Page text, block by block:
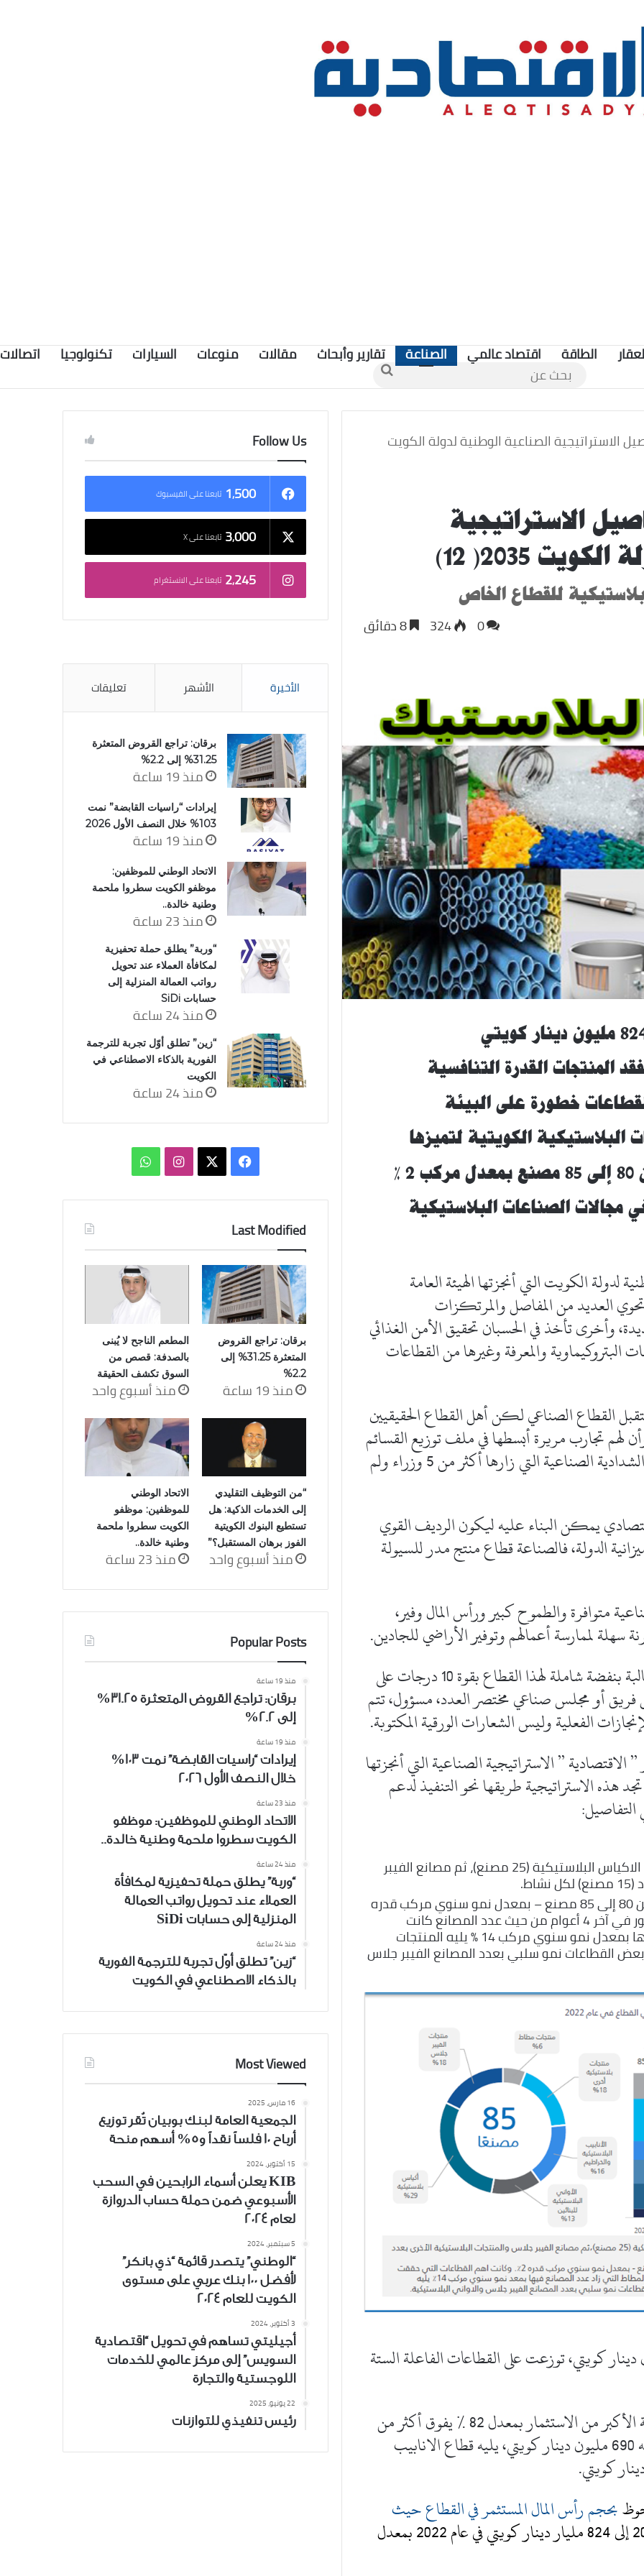
الطاقة اقتصاد عالمي الصناعة تقارير وأبحاث مقالات منوعات السيارات تكنولوجيا اتصالات
بحث
عن
الاستراتيجية الصناعية الوطنية لدولة الكويت
الاستراتيجية
2035( 12)
0
324
المنتجات القدرة التنافسية
خطورة على البيئة
البلاستيكية الكويتية لتميزها
مجالات الصناعات البلاستيكية
لدولة الكويت التي أنجزتها الهيئة العامة
العديد من المفاصل والمرتكزات
وأخرى تأخذ في الحسبان تحقيق الأمن الغذائي
البتروكيماوية والمعرفة وغيرها من القطاعات
القطاع الصناعي لكن أهل القطاع الحقيقيين
لهم تجارب مريرة أبسطها في ملف توزيع القسائم
المتعثر منذ سنوات، وخير دليل ملف منطقة الشدادية الصناعية التي زارها أكثر من 5 وزراء ولم
يمكن البناء عليه ليكون الرديف القوي
يشكل أكثر من 90% من ميزانية الدولة، فالصناعة قطاع منتج مدر للسيولة
متوافرة والطموح كبير ورأس المال وفير،
سهلة لممارسة أعمالهم وتوفير الأراضي للجادين.
طبيعة المرحلة المقبلة دعت الصناعيين للمطالبة بنفضة شاملة لهذا القطاع بقوة 10 درجات على
أو مجلس صناعي مختصر العدد، مسؤول، تتم
الفعلية وليس الشعارات الورقية المكتوبة.
الاقتصادية ” الاستراتيجية الصناعية التي أنجزتها
هذه الاستراتيجية طريقها نحو التنفيذ لدعم
التفاصيل:
الحصة الأكبر من المصانع تعمل في إنتاج الاكياس البلاستيكية (25 مصنع)، ثم مصانع الفيبر
حققت مصانع المواد البلاستيكية نموًّا من 80 إلى 85 مصنع – بمعدل نمو سنوي مركب قدره
2 ٪ وكانت أهم القطاعات التي حققت تطور في آخر 4 أعوام من حيث عدد المصانع كانت
منتجات المطاط التي زاد عدد المصانع فيها بمعدل نمو سنوي مركب 14 ٪ يليه المنتجات
القطاعات نمو سلبي بعدد المصانع الفيبر جلاس
القطاع الفرعي 824 مليون دينار كويتي، توزعت على القطاعات الفاعلة الستة
يستقطب قطاع الأكياس البلاستيكية النسبة الأكبر من الاستثمار بمعدل 82 ٪ يفوق أكثر من
ثلاثة أرباع العدد الكلي من المصانع وما يعادله 690 مليون دينار كويتي، يليه قطاع الانابيب
بحجم رأس المال المستثمر في القطاع حيث
في عام 2018 إلى 824 مليار دينار كويتي في عام 2022 بمعدل
Follow Us
1٬500 تابعنا على الفيسبوك
3٬000 تابعنا على X
2٬245 تابعنا على الانستغرام
الأخيرة الأشهر تعليقات
برقان: تراجع القروض المتعثرة
31.25% إلى 2.2%
منذ 19 ساعة
إيرادات “راسيات القابضة” نمت
103% خلال النصف الأول 2026
منذ 19 ساعة
الاتحاد الوطني للموظفين:
موظفو الكويت سطروا ملحمة
وطنية خالدة..
منذ 23 ساعة
“وربة” يطلق حملة تحفيزية
لمكافأة العملاء عند تحويل
رواتب العمالة المنزلية إلى
حسابات SiDi
منذ 24 ساعة
“زين” تطلق أوّل تجربة للترجمة
الفورية بالذكاء الاصطناعي في
الكويت
منذ 24 ساعة
فيسبوك انستقرامواتساب
Last Modified
برقان: تراجع القروض
المتعثرة 31.25% إلى
2.2%
منذ 19 ساعة
المطعم الناجح لا يُبنى
بالصدفة: قصص من
السوق تكشف الحقيقة
منذ أسبوع واحد
“من التوظيف التقليدي
إلى الخدمات الذكية: هل
تستطيع البنوك الكويتية
الفوز برهان المستقبل؟”
منذ أسبوع واحد
الاتحاد الوطني
للموظفين: موظفو
الكويت سطروا ملحمة
وطنية خالدة..
منذ 23 ساعة
Popular Posts
منذ 19 ساعة
برقان: تراجع القروض المتعثرة 31.25%
إلى 2.2%
منذ 19 ساعة
إيرادات “راسيات القابضة” نمت 103%
خلال النصف الأول 2026
منذ 23 ساعة
الاتحاد الوطني للموظفين: موظفو
الكويت سطروا ملحمة وطنية خالدة..
منذ 24 ساعة
“وربة” يطلق حملة تحفيزية لمكافأة
العملاء عند تحويل رواتب العمالة
المنزلية إلى حسابات SiDi
منذ 24 ساعة
“زين” تطلق أوّل تجربة للترجمة الفورية
بالذكاء الاصطناعي في الكويت
Most Viewed
16 مارس، 2025
الجمعية العامة لبنك بوبيان تُقر توزيع
أرباح 10 فلساً نقداً و5% أسهم منحة
15 أكتوبر، 2024
KIB يعلن أسماء الرابحين في السحب
الأسبوعي ضمن حملة حساب الدروازة
لعام 2024
5 سبتمبر، 2024
“الوطني” يتصدر قائمة “ذي بانكر”
لأفضل 100 بنك عربي على مستوى
الكويت للعام 2024
3 أكتوبر، 2024
أجيليتي تساهم في تحويل “اقتصادية
السويس” إلى مركز عالمي للخدمات
اللوجستية والتجارة
22 يونيو، 2025
رئيس تنفيذي للتوازنات